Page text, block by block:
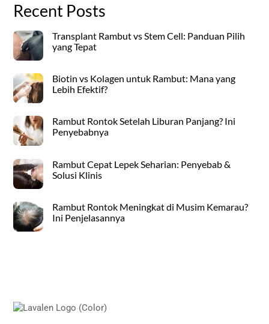
Recent Posts
Transplant Rambut vs Stem Cell: Panduan Pilih
yang Tepat
Biotin vs Kolagen untuk Rambut: Mana yang
Lebih Efektif?
Rambut Rontok Setelah Liburan Panjang? Ini
Penyebabnya
Rambut Cepat Lepek Seharian: Penyebab &
Solusi Klinis
Rambut Rontok Meningkat di Musim Kemarau?
Ini Penjelasannya
Top